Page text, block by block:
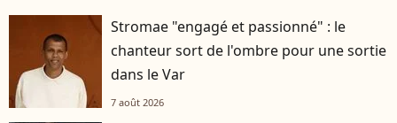
Stromae "engagé et passionné" : le
chanteur sort de l'ombre pour une sortie
dans le Var
7 août 2026